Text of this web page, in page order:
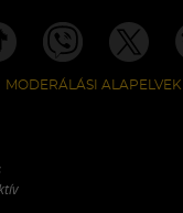
MODERÁLÁSI ALAPELVEK